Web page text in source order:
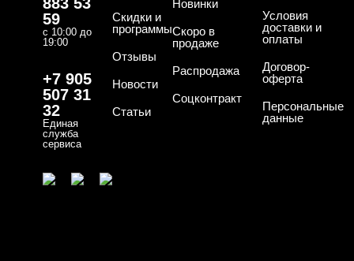
59
с 10:00 до
19:00
+7 905
507 31
32
Единая
служба
сервиса
Скидки и
программы
Отзывы
Новости
Статьи
Новинки
Скоро в
продаже
Распродажа
Соцконтракт
Условия
доставки и
оплаты
Договор-
оферта
Персональные
данные